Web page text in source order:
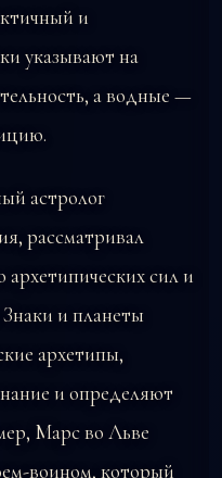
и
указывают на
а водные —
астролог
рассматривал
архетипических сил и
и планеты
архетипы,
и определяют
Марс во Льве
воином, который